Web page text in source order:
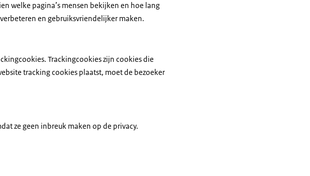
welke pagina’s mensen bekijken en hoe lang
en gebruiksvriendelijker maken.
Trackingcookies zijn cookies die
tracking cookies plaatst, moet de bezoeker
ze geen inbreuk maken op de privacy.